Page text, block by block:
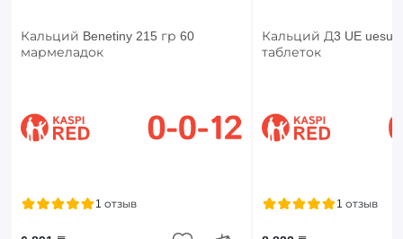
Кальций Benetiny 215 гр 60
мармеладок
1 отзыв
Кальций Д3 UE
таблеток
1 отзыв